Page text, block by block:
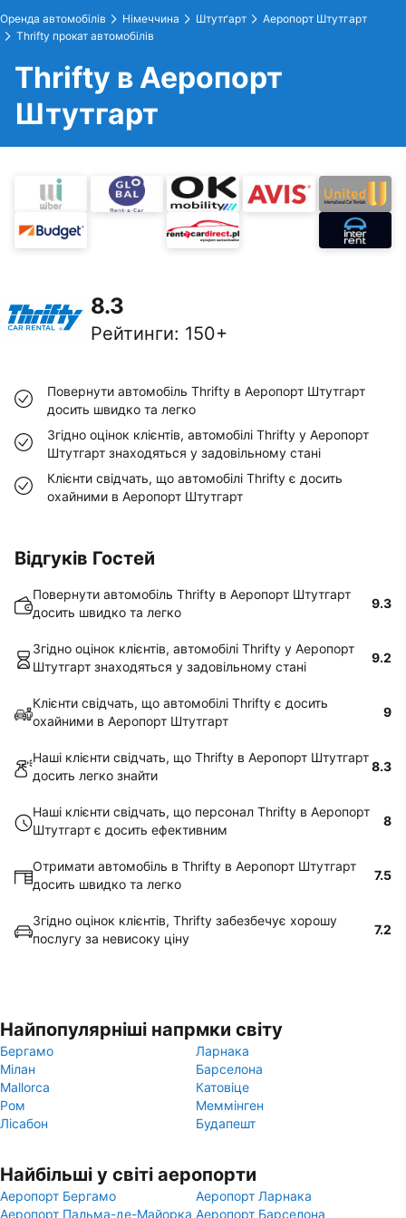
Оренда автомобілів Німеччина Штутґарт
Аеропорт Штутгарт
Thrifty прокат автомобілів
Thrifty в Аеропорт
Штутгарт
8.3
Рейтинги: 150+
Повернути автомобіль Thrifty в Аеропорт Штутгарт
досить швидко та легко
Згідно оцінок клієнтів, автомобілі Thrifty у Аеропорт
Штутгарт знаходяться у задовільному стані
Клієнти свідчать, що автомобілі Thrifty є досить
охайними в Аеропорт Штутгарт
Відгуків Гостей
Повернути автомобіль Thrifty в Аеропорт Штутгарт
досить швидко та легко
9.3
Згідно оцінок клієнтів, автомобілі Thrifty у Аеропорт
Штутгарт знаходяться у задовільному стані
9.2
Клієнти свідчать, що автомобілі Thrifty є досить
охайними в Аеропорт Штутгарт
9
Наші клієнти свідчать, що Thrifty в Аеропорт Штутгарт
досить легко знайти
8.3
Наші клієнти свідчать, що персонал Thrifty в Аеропорт
Штутгарт є досить ефективним
8
Отримати автомобіль в Thrifty в Аеропорт Штутгарт
досить швидко та легко
7.5
Згідно оцінок клієнтів, Thrifty забезбечує хорошу
послугу за невисоку ціну
7.2
Найпопулярніші напрмки світу
Бергамо
Ларнака
Мілан
Барселона
Mallorca
Катовіце
Ром
Меммінген
Лісабон
Будапешт
Найбільші у світі аеропорти
Аеропорт Бергамо
Аеропорт Ларнака
Аеропорт Пальма-де-Майорка Аеропорт Барселона